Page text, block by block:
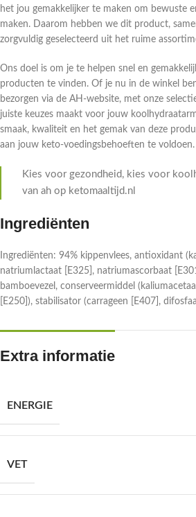
het jou gemakkelijker te maken om bewuste
maken. Daarom hebben we dit product,
zorgvuldig geselecteerd uit het ruime
Ons doel is om je te helpen snel en
producten te vinden. Of je nu in de winkel
bezorgen via de AH-website, met onze
juiste keuzes maakt voor jouw
smaak, kwaliteit en het gemak van deze
aan jouw keto-voedingsbehoeften te voldoen.
Kies voor gezondheid, kies voor
van ah op ketomaaltijd.nl
Ingrediënten
Ingrediënten: 94% kippenvlees, antioxidant
natriumlactaat [E325], natriumascorbaat
bamboevezel, conserveermiddel
[E250]), stabilisator (carrageen [E407],
Extra informatie
ENERGIE
VET